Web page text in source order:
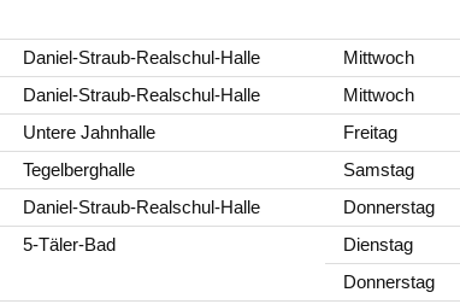
Daniel-Straub-Realschul-Halle Mittwoch
Daniel-Straub-Realschul-Halle Mittwoch
Untere Jahnhalle Freitag
Tegelberghalle Samstag
Daniel-Straub-Realschul-Halle Donnerstag
5-Täler-Bad Dienstag
Donnerstag